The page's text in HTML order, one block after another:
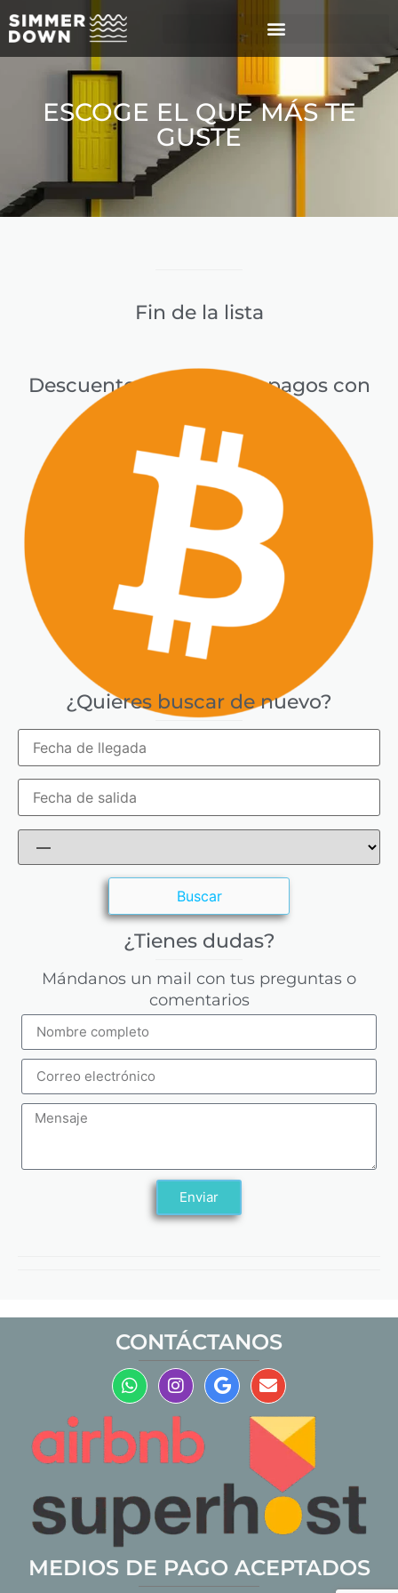
ESCOGE EL QUE MÁS TE
GUSTE
Fin de la lista
Descuento del
para pagos con
¿Quieres buscar de nuevo?
¿Tienes dudas?
Mándanos un mail con tus preguntas o
comentarios
Enviar
CONTÁCTANOS
MEDIOS DE PAGO ACEPTADOS